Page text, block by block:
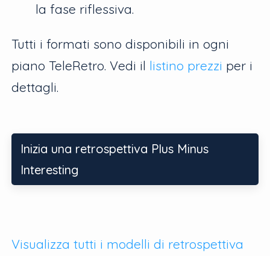
la fase riflessiva.
Tutti i formati sono disponibili in ogni
piano TeleRetro. Vedi il listino prezzi per i
dettagli.
Inizia una retrospettiva Plus Minus
Interesting
Visualizza tutti i modelli di retrospettiva